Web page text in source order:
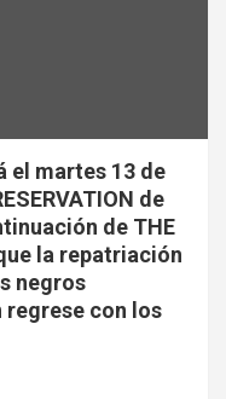
el martes 13 de
de
de THE
la repatriación
negros
regrese con los